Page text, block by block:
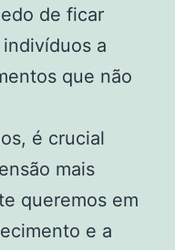
de ficar
a
que não
é crucial
mais
queremos em
e a